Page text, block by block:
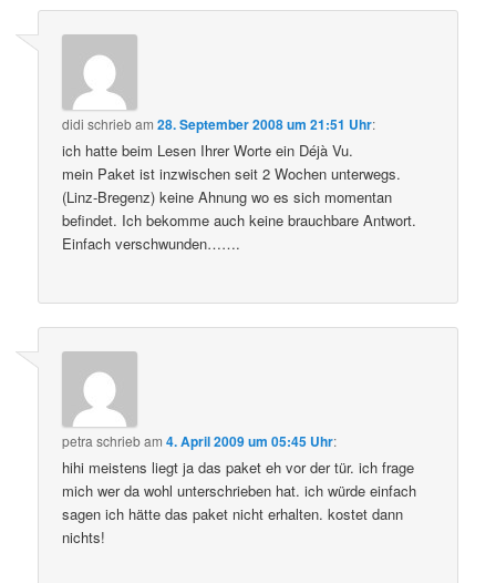
didi schriebam28. September 2008 um 21:51 Uhr:
ich hatte beim Lesen Ihrer Worte ein Déjà Vu.
mein Paket ist inzwischen seit 2 Wochen unterwegs.
(Linz-Bregenz) keine Ahnung wo es sich momentan
befindet. Ich bekomme auch keine brauchbare Antwort.
Einfach verschwunden…….
petra schriebam4. April 2009 um 05:45 Uhr:
hihi meistens liegt ja das paket eh vor der tür. ich frage
mich wer da wohl unterschrieben hat. ich würde einfach
sagen ich hätte das paket nicht erhalten. kostet dann
nichts!